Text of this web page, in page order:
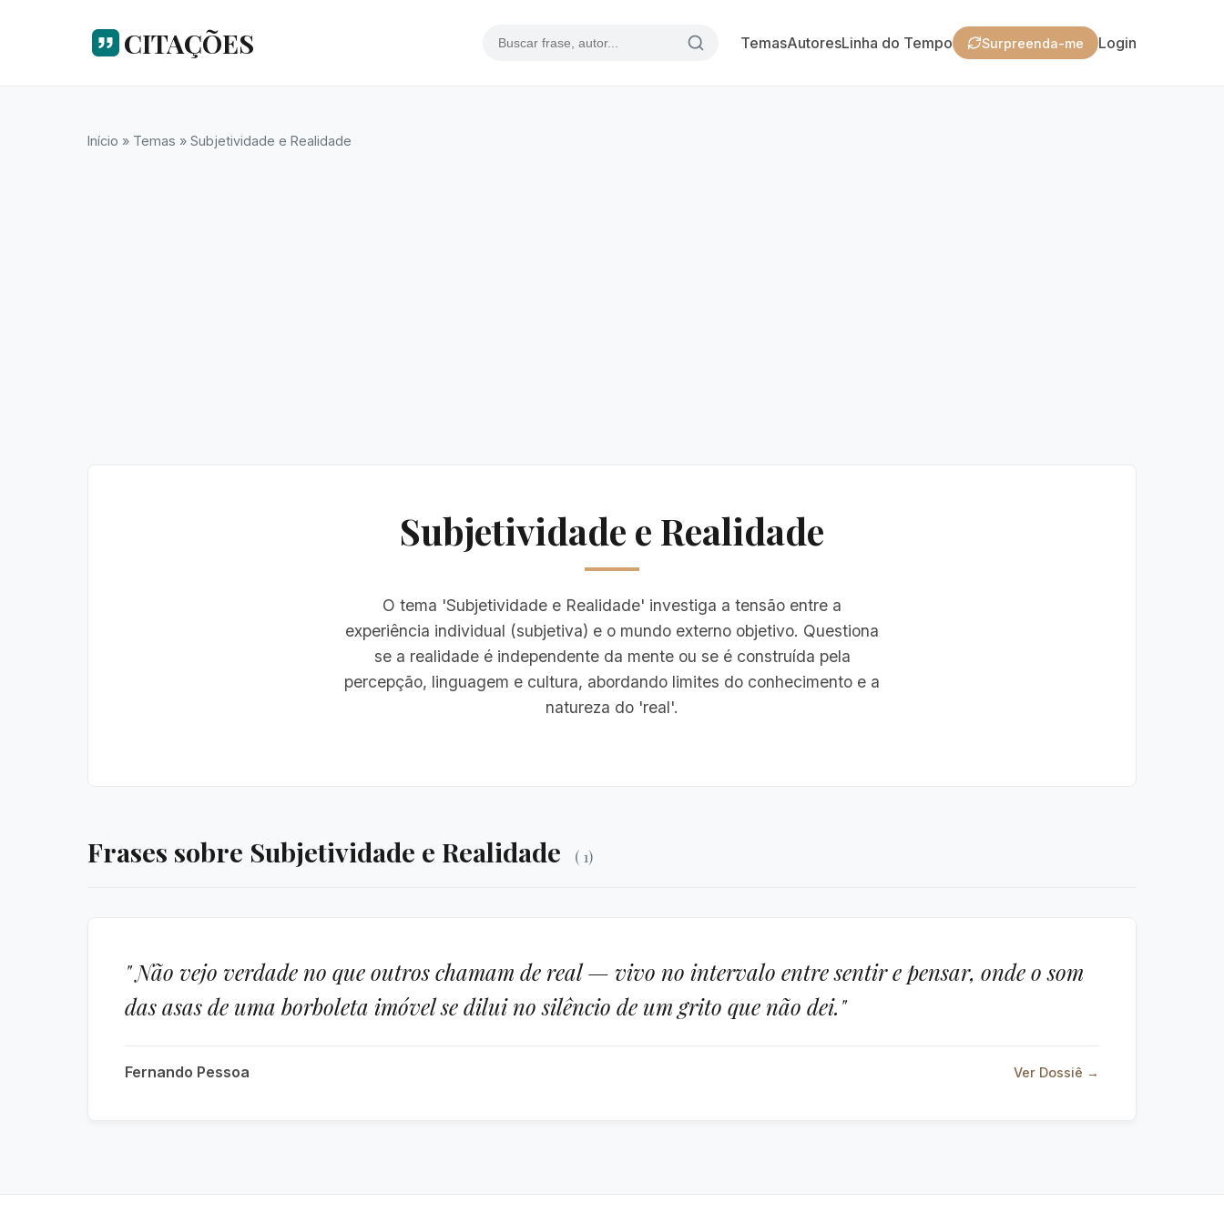
CITAÇÕES TemasAutoresLinha do Tempo Surpreenda-me Login
Início » Temas » Subjetividade e Realidade
Subjetividade e Realidade
O tema 'Subjetividade e Realidade' investiga a tensão entre a
experiência individual (subjetiva) e o mundo externo objetivo. Questiona
se a realidade é independente da mente ou se é construída pela
percepção, linguagem e cultura, abordando limites do conhecimento e a
natureza do 'real'.
Frases sobre Subjetividade e Realidade ( 1)
" Não vejo verdade no que outros chamam de real — vivo no intervalo entre sentir e pensar, onde o som
das asas de uma borboleta imóvel se dilui no silêncio de um grito que não dei."
Fernando Pessoa Ver Dossiê →